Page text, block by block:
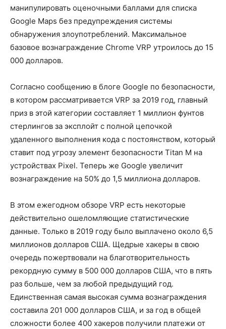
манипулировать оценочными баллами для списка
Google Maps без предупреждения системы
обнаружения злоупотреблений. Максимальное
базовое вознаграждение Chrome VRP утроилось до 15
000 долларов.
Согласно сообщению в блоге Google по безопасности,
в котором рассматривается VRP за 2019 год, главный
приз в этой категории составляет 1 миллион фунтов
стерлингов за эксплойт с полной цепочкой
удаленного выполнения кода с постоянством, который
ставит под угрозу элемент безопасности Titan M на
устройствах Pixel. Теперь же Google увеличит
вознаграждение на 50% до 1,5 миллиона долларов.
В этом ежегодном обзоре VRP есть некоторые
действительно ошеломляющие статистические
данные. Только в 2019 году было выплачено около 6,5
миллионов долларов США. Щедрые хакеры в свою
очередь пожертвовали на благотворительность
рекордную сумму в 500 000 долларов США, что в пять
раз больше, чем за любой предыдущий год.
Единственная самая высокая сумма вознаграждения
составила 201 000 долларов США, и за год в общей
сложности более 400 хакеров получили платежи от